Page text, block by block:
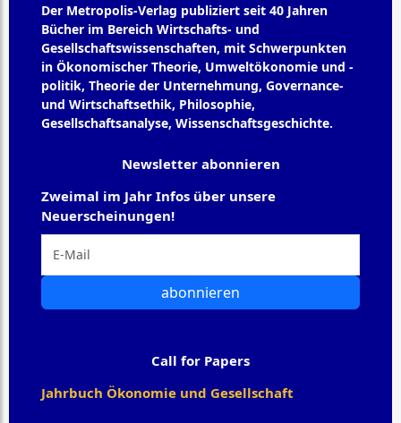
Der Metropolis-Verlag publiziert seit 40 Jahren
Bücher im Bereich Wirtschafts- und
Gesellschaftswissenschaften, mit Schwerpunkten
in Ökonomischer Theorie, Umweltökonomie und -
politik, Theorie der Unternehmung, Governance-
und Wirtschaftsethik, Philosophie,
Gesellschaftsanalyse, Wissenschaftsgeschichte.
Newsletter abonnieren
Zweimal im Jahr Infos über unsere
Neuerscheinungen!
abonnieren
Call for Papers
Jahrbuch Ökonomie und Gesellschaft